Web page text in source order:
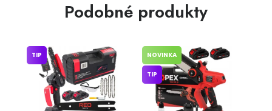
Podobné produkty
TIP NOVINKA
TIP